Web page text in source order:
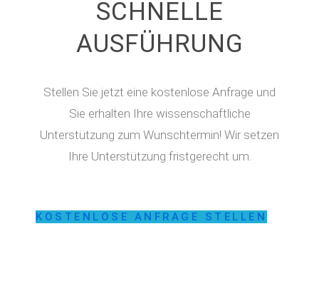
SCHNELLE
AUSFÜHRUNG
Stellen Sie jetzt eine kostenlose Anfrage und
Sie erhalten Ihre wissenschaftliche
Unterstützung zum Wunschtermin! Wir setzen
Ihre Unterstützung fristgerecht um.
KOSTENLOSE ANFRAGE STELLEN